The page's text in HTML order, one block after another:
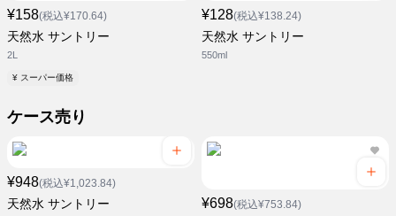
¥158(税込¥170.64)
天然水 サントリー
2L
¥ スーパー価格
¥128(税込¥138.24)
天然水 サントリー
550ml
ケース売り
¥948(税込¥1,023.84)
天然水 サントリー ¥698(税込¥753.84)